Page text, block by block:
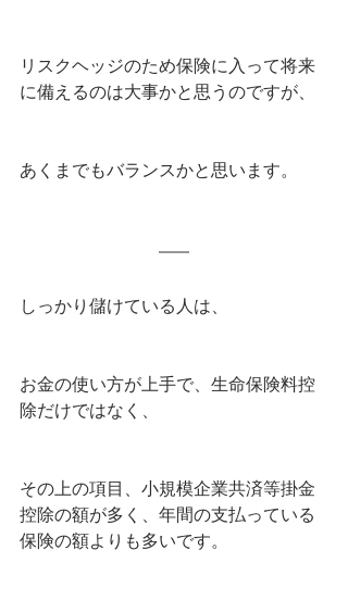
リスクヘッジのため保険に入って将来
に備えるのは大事かと思うのですが、
あくまでもバランスかと思います。
しっかり儲けている人は、
お金の使い方が上手で、生命保険料控
除だけではなく、
その上の項目、小規模企業共済等掛金
控除の額が多く、年間の支払っている
保険の額よりも多いです。